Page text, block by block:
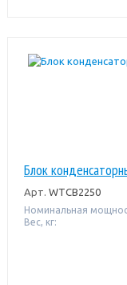
Блок
Арт. WTCB2250
Номинальная
Вес, кг: